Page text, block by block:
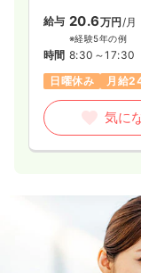
給与 20.6万円 /月
※経験5年の例
時間 8:30～17:30
日曜休み
月給
気に